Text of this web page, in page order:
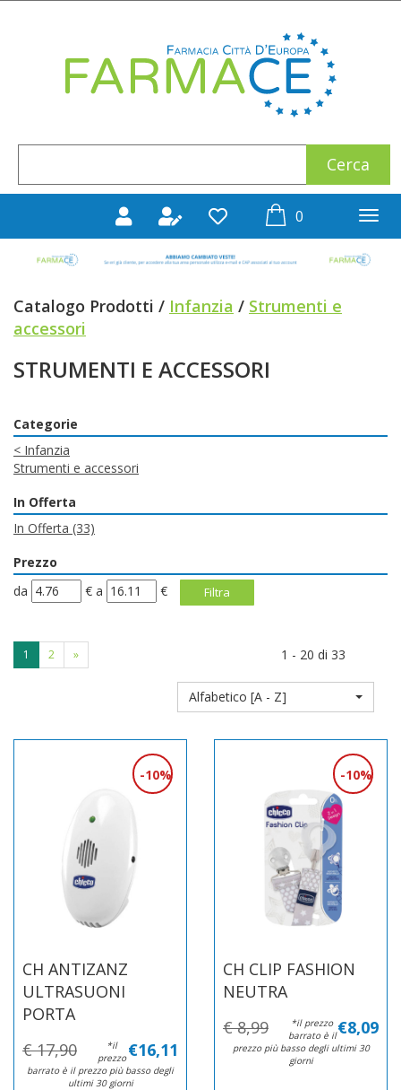
0prodotti
Catalogo Prodotti / Infanzia / Strumenti e
accessori
STRUMENTI E ACCESSORI
Categorie
< Infanzia
Strumenti e accessori
In Offerta
In Offerta (33)
Prezzo
filtra
da € filtra
a €
1 2 » 1 - 20 di 33
Alfabetico [A - Z]
CH ANTIZANZ
ULTRASUONI
PORTA
10%
€ 17,90 €16,11
*il
prezzo
barrato è il prezzo più basso degli
ultimi 30 giorni
CH CLIP FASHION
NEUTRA
10%
€ 8,99 €8,09
*il prezzo
barrato è il
prezzo più basso degli ultimi 30
giorni